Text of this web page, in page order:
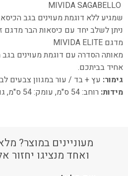
שמגיע ללא דוגמת מעוינים בגב
ניתן לשלב יחד עם כיסאות הבר מדגם
מדגם MIVIDA ELITE
מאותה הסדרה עם דוגמת מעוינים בגב
אחיד בביתכם.
גימור: עץ + בד / עור במגוון צבעים
מידות: רוחב: 54 ס"מ, עומק: 54 ס"מ, גובה: 99 /107 ס"מ.
מעוניינים במוצר?
ואחד מנציגו יחזור